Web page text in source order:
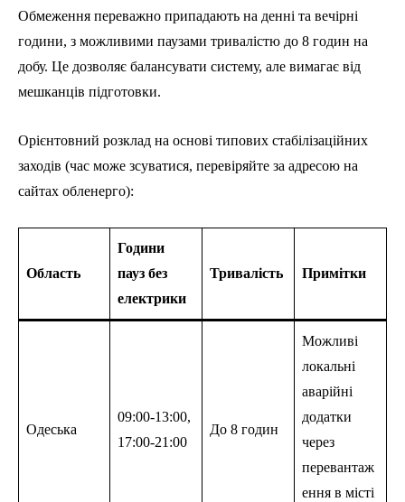
Обмеження переважно припадають на денні та вечірні
години, з можливими паузами тривалістю до 8 годин на
добу. Це дозволяє балансувати систему, але вимагає від
мешканців підготовки.
Орієнтовний розклад на основі типових стабілізаційних
заходів (час може зсуватися, перевіряйте за адресою на
сайтах обленерго):
Область
Години
пауз без
електрики
Тривалість Примітки
Одеська
09:00-13:00,
17:00-21:00
До 8 годин
Можливі
локальні
аварійні
додатки
через
перевантаж
ення в місті